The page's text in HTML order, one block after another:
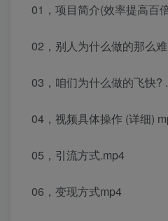
01，项目简介(效率提高百
02，别人为什么做的那么
03，咱们为什么做的飞快?
04，视频具体操作 (详细)
05，引流方式.mp4
06，变现方式mp4